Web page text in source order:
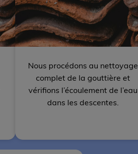
Nous procédons au nettoyage
complet de la gouttière et
vérifions l’écoulement de l’eau
dans les descentes.